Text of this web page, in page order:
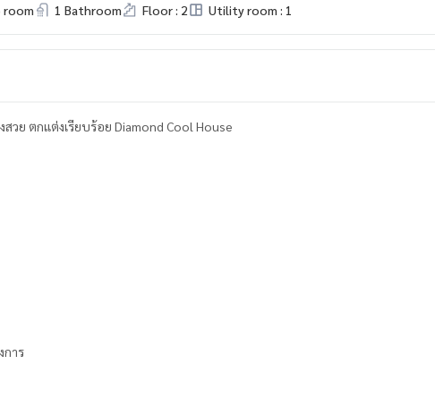
room 1 Bathroom Floor : 2 Utility room : 1
วย ตกแต่งเรียบร้อย Diamond Cool House
การ